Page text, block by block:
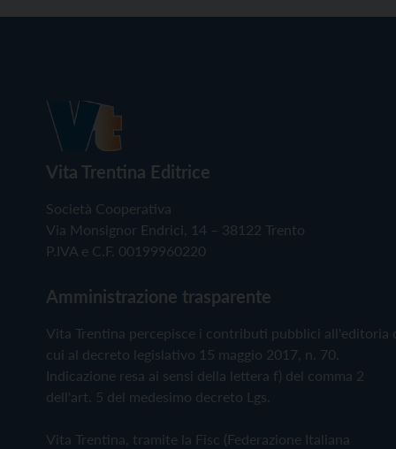
Vita Trentina Editrice
Società Cooperativa
Via Monsignor Endrici, 14 – 38122 Trento
P.IVA e C.F. 00199960220
Amministrazione trasparente
Vita Trentina percepisce i contributi pubblici all'editoria
cui al decreto legislativo 15 maggio 2017, n. 70.
Indicazione resa ai sensi della lettera f) del comma 2
dell'art. 5 del medesimo decreto Lgs.
Vita Trentina, tramite la Fisc (Federazione Italiana